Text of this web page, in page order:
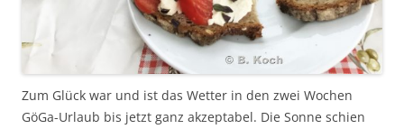
Zum Glück war und ist das Wetter in den zwei Wochen
GöGa-Urlaub bis jetzt ganz akzeptabel. Die Sonne schien